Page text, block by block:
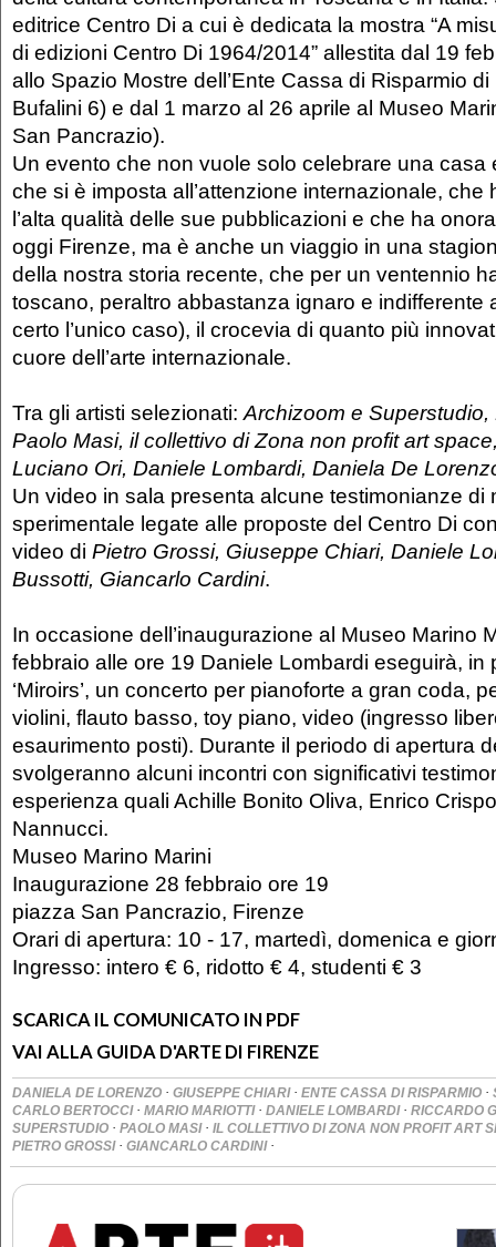
editrice Centro Di a cui è dedicata la mostra “A
di edizioni Centro Di 1964/2014” allestita dal 19
allo Spazio Mostre dell’Ente Cassa di Risparmio
Bufalini 6) e dal 1 marzo al 26 aprile al Museo
San Pancrazio).
Un evento che non vuole solo celebrare una casa
che si è imposta all’attenzione internazionale, che
l’alta qualità delle sue pubblicazioni e che ha
oggi Firenze, ma è anche un viaggio in una
della nostra storia recente, che per un ventennio
toscano, peraltro abbastanza ignaro e indifferente
certo l’unico caso), il crocevia di quanto più
cuore dell’arte internazionale.
Tra gli artisti selezionati: Archizoom e
Paolo Masi, il collettivo di Zona non profit art
Luciano Ori, Daniele Lombardi, Daniela De
Un video in sala presenta alcune testimonianze di
sperimentale legate alle proposte del Centro Di
video di Pietro Grossi, Giuseppe Chiari, Daniele
Bussotti, Giancarlo Cardini.
In occasione dell’inaugurazione al Museo Marino
febbraio alle ore 19 Daniele Lombardi eseguirà, in
‘Miroirs’, un concerto per pianoforte a gran coda,
violini, flauto basso, toy piano, video (ingresso
esaurimento posti). Durante il periodo di apertura
svolgeranno alcuni incontri con significativi
esperienza quali Achille Bonito Oliva, Enrico
Nannucci.
Museo Marino Marini
Inaugurazione 28 febbraio ore 19
piazza San Pancrazio, Firenze
Orari di apertura: 10 - 17, martedì, domenica e
Ingresso: intero € 6, ridotto € 4, studenti € 3
SCARICA IL COMUNICATO IN PDF
VAI ALLA GUIDA D'ARTE DI FIRENZE
DANIELA DE LORENZO · GIUSEPPE CHIARI · ENTE CASSA DI RISPARMIO ·
CARLO BERTOCCI · MARIO MARIOTTI · DANIELE LOMBARDI · RICCARDO
SUPERSTUDIO · PAOLO MASI · IL COLLETTIVO DI ZONA NON PROFIT ART
PIETRO GROSSI · GIANCARLO CARDINI ·